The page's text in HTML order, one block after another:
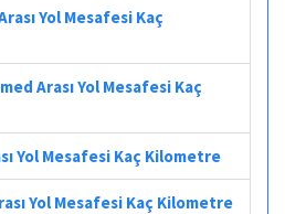
Yol Mesafesi Kaç
Arası Yol Mesafesi Kaç
Yol Mesafesi Kaç Kilometre
Yol Mesafesi Kaç Kilometre